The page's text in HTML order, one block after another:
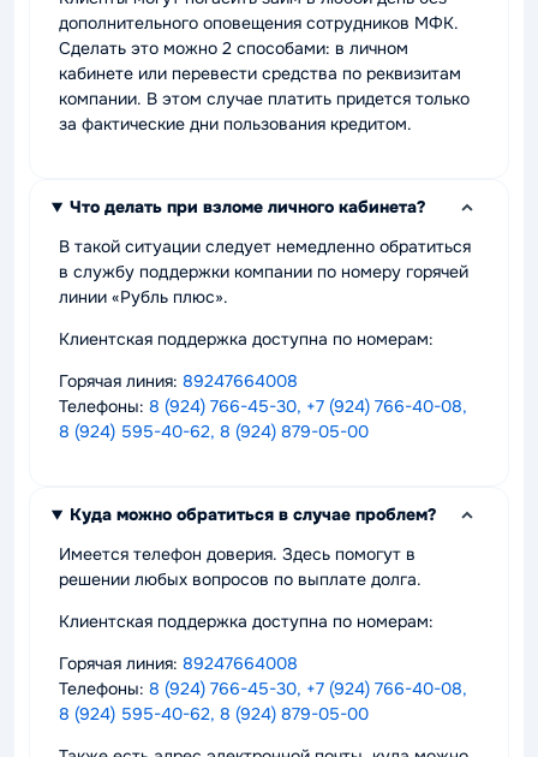
дополнительного оповещения сотрудников МФК.
Сделать это можно 2 способами: в личном
кабинете или перевести средства по реквизитам
компании. В этом случае платить придется только
за фактические дни пользования кредитом.
Что делать при взломе личного кабинета?
В такой ситуации следует немедленно обратиться
в службу поддержки компании по номеру горячей
линии «Рубль плюс».
Клиентская поддержка доступна по номерам:
Горячая линия: 89247664008
Телефоны: 8 (924) 766-45-30, +7 (924) 766-40-08,
8 (924) 595-40-62, 8 (924) 879-05-00
Куда можно обратиться в случае проблем?
Имеется телефон доверия. Здесь помогут в
решении любых вопросов по выплате долга.
Клиентская поддержка доступна по номерам:
Горячая линия: 89247664008
Телефоны: 8 (924) 766-45-30, +7 (924) 766-40-08,
8 (924) 595-40-62, 8 (924) 879-05-00